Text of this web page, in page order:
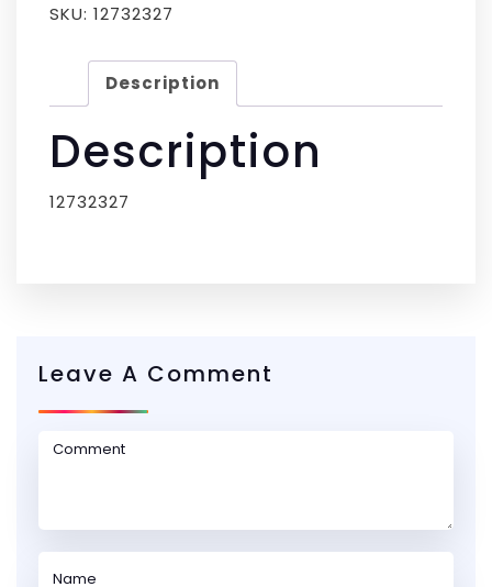
SKU: 12732327
Description
Description
12732327
Leave A Comment